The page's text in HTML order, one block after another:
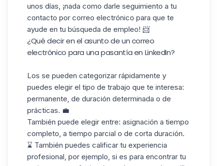
unos días, ¡nada como darle seguimiento a tu
contacto por correo electrónico para que te
ayude en tu búsqueda de empleo! 📨
¿Qué decir en el asunto de un correo
electrónico para una pasantía en LinkedIn?
Los se pueden categorizar rápidamente y
puedes elegir el tipo de trabajo que te interesa:
permanente, de duración determinada o de
prácticas. 💼
También puede elegir entre: asignación a tiempo
completo, a tiempo parcial o de corta duración.
⌛ También puedes calificar tu experiencia
profesional, por ejemplo, si es para encontrar tu